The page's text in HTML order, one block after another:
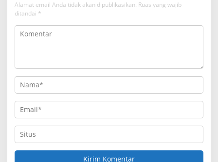
Alamat email Anda tidak akan dipublikasikan. Ruas yang wajib
ditandai *